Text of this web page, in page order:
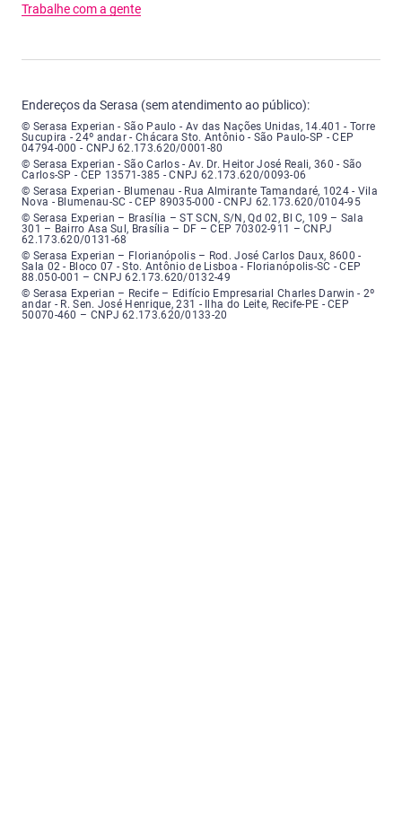
Trabalhe com a gente
Endereços da Serasa (sem atendimento ao público):
Serasa Experian - São Paulo - Endereço: Avenida das Nações Unidas,
© Serasa Experian - São Paulo - Av das Nações Unidas, 14.401 - Torre
Sucupira - 24º andar - Chácara Sto. Antônio - São Paulo-SP - CEP
04794-000 - CNPJ 62.173.620/0001-80
Serasa Experian - São Carlos - Endereço: Avenida Doutor Heitor José
© Serasa Experian - São Carlos - Av. Dr. Heitor José Reali, 360 - São
Carlos-SP - CEP 13571-385 - CNPJ 62.173.620/0093-06
Serasa Experian - Blumenau - Endereço: Rua Almirante Tamandaré,
© Serasa Experian - Blumenau - Rua Almirante Tamandaré, 1024 - Vila
Nova - Blumenau-SC - CEP 89035-000 - CNPJ 62.173.620/0104-95
Serasa Experian - Brasília, Endereço: Setor Comercial Norte, sem
© Serasa Experian – Brasília – ST SCN, S/N, Qd 02, Bl C, 109 – Sala
301 – Bairro Asa Sul, Brasília – DF – CEP 70302-911 – CNPJ
62.173.620/0131-68
Serasa Experian - Florianópolis, Endereço: Rodovia José Carlos, número
© Serasa Experian – Florianópolis – Rod. José Carlos Daux, 8600 -
Sala 02 - Bloco 07 - Sto. Antônio de Lisboa - Florianópolis-SC - CEP
88.050-001 – CNPJ 62.173.620/0132-49
Serasa Experian - Recife, Endereço: Edifício Empresarial Charles Darwin,
© Serasa Experian – Recife – Edifício Empresarial Charles Darwin - 2º
andar - R. Sen. José Henrique, 231 - Ilha do Leite, Recife-PE - CEP
50070-460 – CNPJ 62.173.620/0133-20